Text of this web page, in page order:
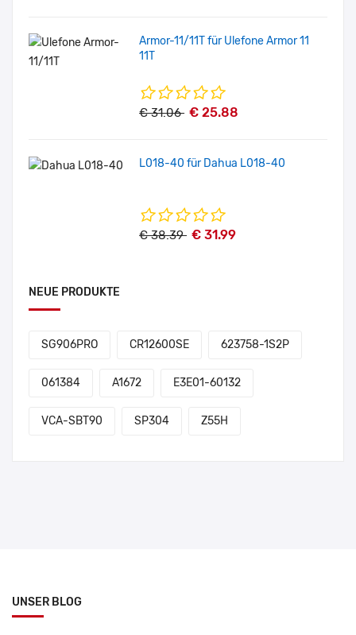
Armor-11/11T für Ulefone Armor 11
11T
€ 31.06 € 25.88
L018-40 für Dahua L018-40
€ 38.39 € 31.99
NEUE PRODUKTE
SG906PRO CR12600SE 623758-1S2P
061384 A1672 E3E01-60132
VCA-SBT90 SP304 Z55H
UNSER BLOG